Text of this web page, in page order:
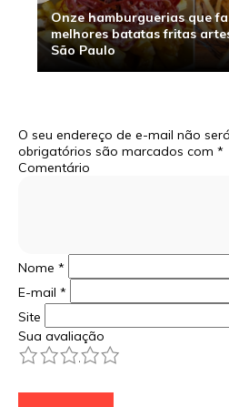
Onze hamburguerias que
melhores batatas fritas
São Paulo
O seu endereço de e-mail não
obrigatórios são marcados com *
Comentário
Nome *
E-mail *
Site
Sua avaliação
5
4
3
2